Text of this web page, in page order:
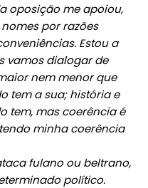
oposição me apoiou,
por razões
Estou a
vamos dialogar de
nem menor que
tem a sua; história e
tem, mas coerência é
minha coerência
fulano ou beltrano,
político.